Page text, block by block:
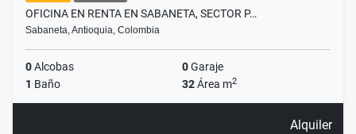
OFICINA EN RENTA EN SABANETA, SECTOR P…
Sabaneta, Antioquia, Colombia
0Alcobas 0Garaje
1 Baño 32Área m2
Alquiler